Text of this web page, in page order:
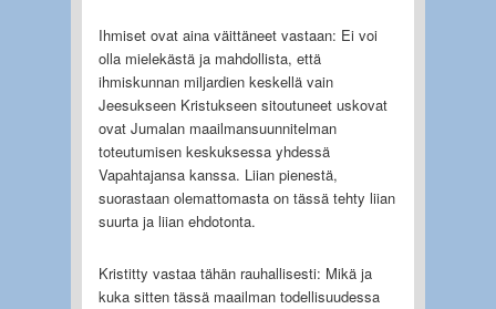
Ihmiset ovat aina väittäneet vastaan: Ei voi
olla mielekästä ja mahdollista, että
ihmiskunnan miljardien keskellä vain
Jeesukseen Kristukseen sitoutuneet uskovat
ovat Jumalan maailmansuunnitelman
toteutumisen keskuk­sessa yhdessä
Vapahtajansa kanssa. Liian pienestä,
suorastaan olemattomasta on tässä tehty liian
suurta ja liian ehdotonta.
Kristitty vastaa tähän rauhallisesti: Mikä ja
kuka sitten tässä maailman todellisuudessa